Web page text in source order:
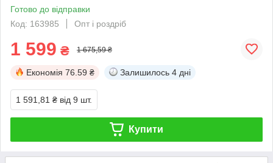
Готово до відправки
Код: 163985
Опт і роздріб
1 599 ₴ 1 675,59 ₴
Економія 76.59 ₴ Залишилось 4 дні
1 591,81 ₴ від 9 шт.
Купити